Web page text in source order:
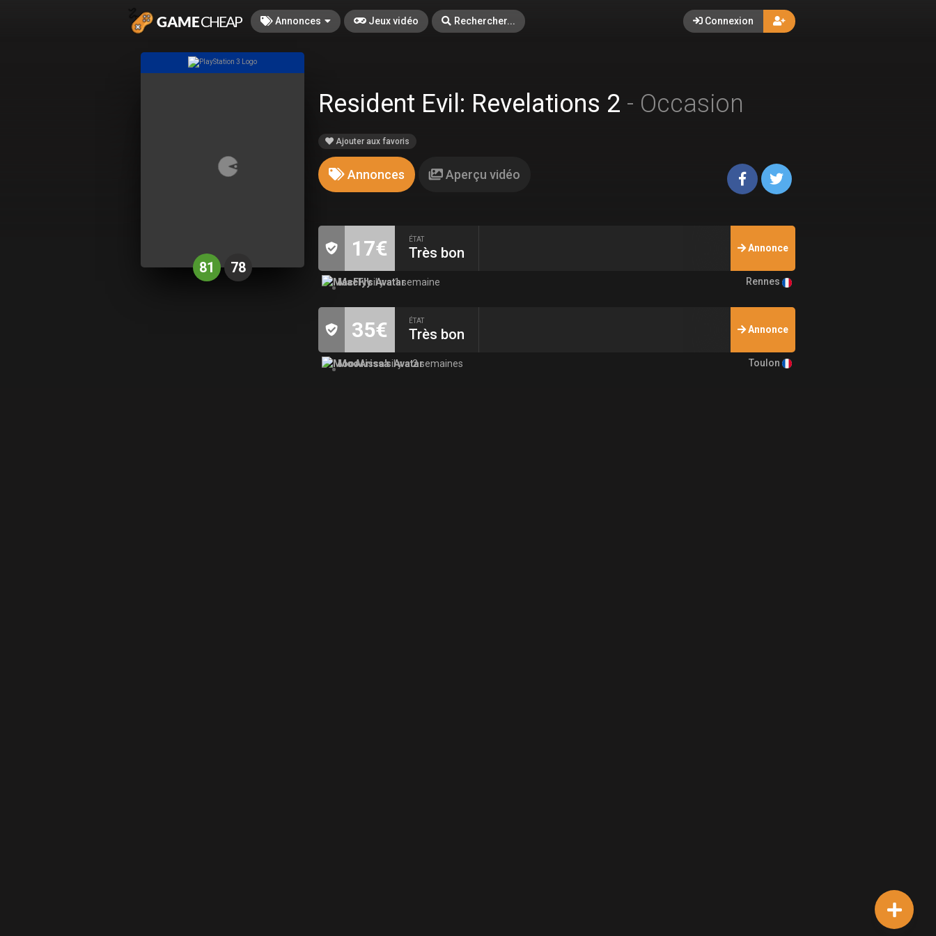
Annonces Jeux vidéo Rechercher... Connexion
81 78
Resident Evil: Revelations 2 - Occasion
Ajouter aux favoris
Annonces Aperçu vidéo
17€ ÉTAT
Très bon Annonce
MacFlyil y a 1 semaine Rennes
35€ ÉTAT
Très bon Annonce
MooArissail y a 2 semaines Toulon